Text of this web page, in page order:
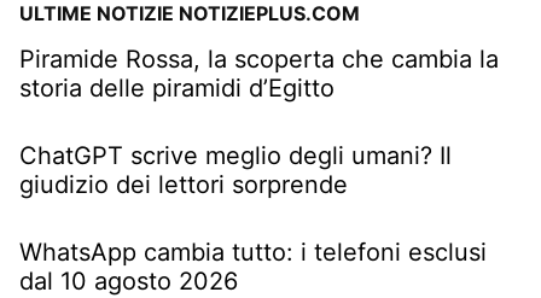
ULTIME NOTIZIE NOTIZIEPLUS.COM
Piramide Rossa, la scoperta che cambia la
storia delle piramidi d’Egitto
ChatGPT scrive meglio degli umani? Il
giudizio dei lettori sorprende
WhatsApp cambia tutto: i telefoni esclusi
dal 10 agosto 2026